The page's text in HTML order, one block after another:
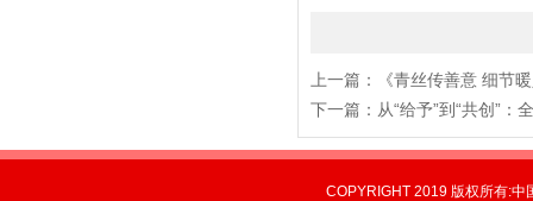
上一篇：
《青丝传善意 细节
下一篇： 从“给予”到“共创”：
COPYRIGHT 2019 版权所有: